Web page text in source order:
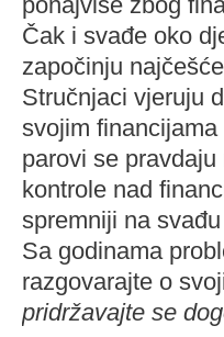
Čak i svađe oko
započinju
Stručnjaci vjeruju
svojim
parovi se
kontrole nad
spremniji na
Sa godinama
razgovarajte o
pridržavajte se